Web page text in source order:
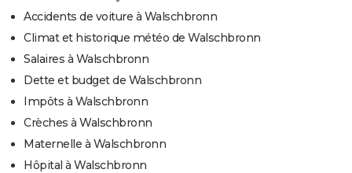
Accidents de voiture à Walschbronn
Climat et historique météo de Walschbronn
Salaires à Walschbronn
Dette et budget de Walschbronn
Impôts à Walschbronn
Crèches à Walschbronn
Maternelle à Walschbronn
Hôpital à Walschbronn